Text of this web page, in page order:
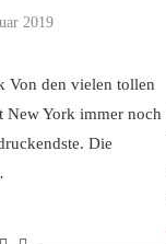
2019
Von den vielen tollen
New York immer noch
Die